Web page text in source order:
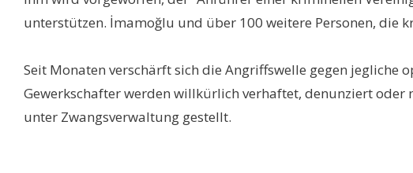
unterstützen. İmamoğlu und über 100 weitere Personen, die
Seit Monaten verschärft sich die Angriffswelle gegen
Gewerkschafter werden willkürlich verhaftet, denunziert
unter Zwangsverwaltung gestellt.